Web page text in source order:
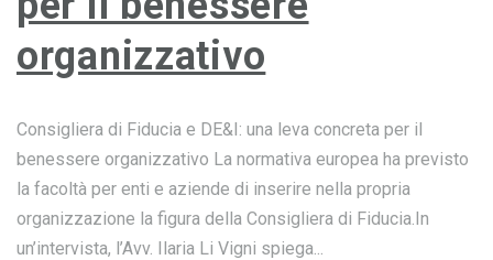
organizzativo
Consigliera di Fiducia e DE&I: una leva concreta per il
benessere organizzativo La normativa europea ha previsto
la facoltà per enti e aziende di inserire nella propria
organizzazione la figura della Consigliera di Fiducia.In
un’intervista, l’Avv. Ilaria Li Vigni spiega...